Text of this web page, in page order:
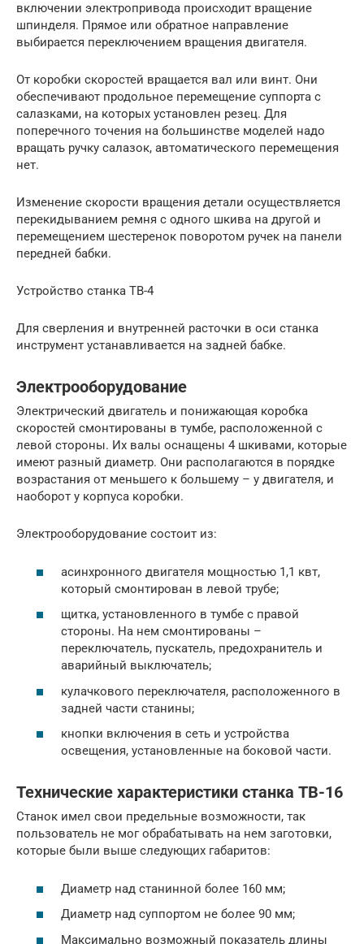
включении электропривода происходит вращение
шпинделя. Прямое или обратное направление
выбирается переключением вращения двигателя.
От коробки скоростей вращается вал или винт. Они
обеспечивают продольное перемещение суппорта с
салазками, на которых установлен резец. Для
поперечного точения на большинстве моделей надо
вращать ручку салазок, автоматического перемещения
нет.
Изменение скорости вращения детали осуществляется
перекидыванием ремня с одного шкива на другой и
перемещением шестеренок поворотом ручек на панели
передней бабки.
Устройство станка ТВ-4
Для сверления и внутренней расточки в оси станка
инструмент устанавливается на задней бабке.
Электрооборудование
Электрический двигатель и понижающая коробка
скоростей смонтированы в тумбе, расположенной с
левой стороны. Их валы оснащены 4 шкивами, которые
имеют разный диаметр. Они располагаются в порядке
возрастания от меньшего к большему – у двигателя, и
наоборот у корпуса коробки.
Электрооборудование состоит из:
асинхронного двигателя мощностью 1,1 квт,
который смонтирован в левой трубе;
щитка, установленного в тумбе с правой
стороны. На нем смонтированы –
переключатель, пускатель, предохранитель и
аварийный выключатель;
кулачкового переключателя, расположенного в
задней части станины;
кнопки включения в сеть и устройства
освещения, установленные на боковой части.
Технические характеристики станка ТВ-16
Станок имел свои предельные возможности, так
пользователь не мог обрабатывать на нем заготовки,
которые были выше следующих габаритов:
Диаметр над станинной более 160 мм;
Диаметр над суппортом не более 90 мм;
Максимально возможный показатель длины